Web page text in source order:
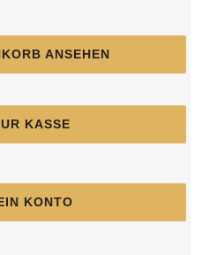
ANSEHEN
KASSE
KONTO